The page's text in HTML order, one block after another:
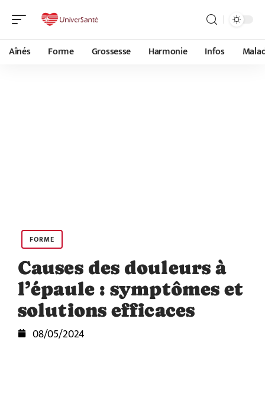
Aînés Forme Grossesse Harmonie Infos
FORME
Causes des douleurs à
l’épaule : symptômes et
solutions efficaces
08/05/2024